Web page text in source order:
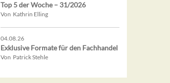
Top 5 der Woche – 31/2026
Von Kathrin Elling
04.08.26
Exklusive Formate für den Fachhandel
Von Patrick Stehle